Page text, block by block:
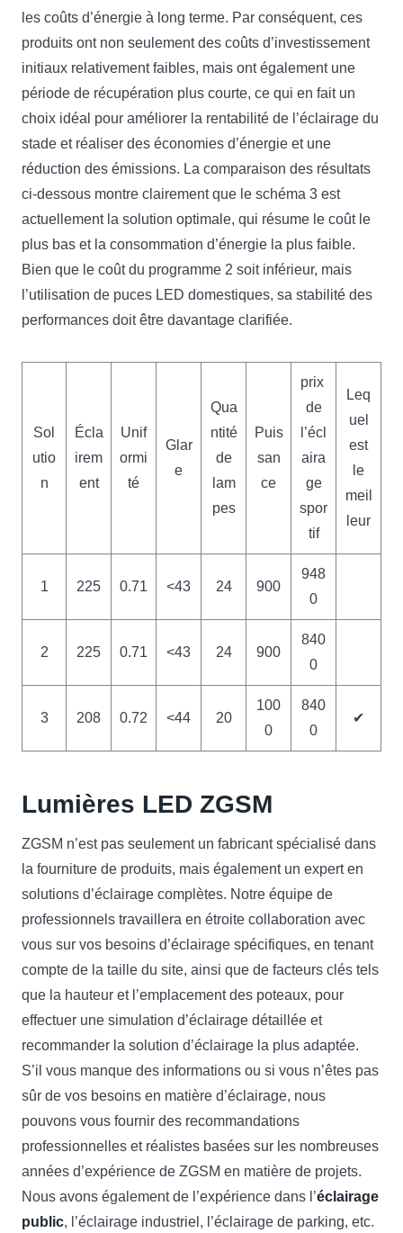
les coûts d’énergie à long terme. Par conséquent, ces
produits ont non seulement des coûts d’investissement
initiaux relativement faibles, mais ont également une
période de récupération plus courte, ce qui en fait un
choix idéal pour améliorer la rentabilité de l’éclairage du
stade et réaliser des économies d’énergie et une
réduction des émissions. La comparaison des résultats
ci-dessous montre clairement que le schéma 3 est
actuellement la solution optimale, qui résume le coût le
plus bas et la consommation d’énergie la plus faible.
Bien que le coût du programme 2 soit inférieur, mais
l’utilisation de puces LED domestiques, sa stabilité des
performances doit être davantage clarifiée.
Sol
utio
n
Écla
irem
ent
Unif
ormi
té
Glar
e
Qua
ntité
de
lam
pes
Puis
san
ce
prix ​​​​
de
l’écl
aira
ge
spor
tif
Leq
uel
est
le
meil
leur
1 225 0.71 <43 24 900
948
0
2 225 0.71 <43 24 900
840
0
3 208 0.72 <44 20
100
0
840
0
✔
Lumières LED ZGSM
ZGSM n’est pas seulement un fabricant spécialisé dans
la fourniture de produits, mais également un expert en
solutions d’éclairage complètes. Notre équipe de
professionnels travaillera en étroite collaboration avec
vous sur vos besoins d’éclairage spécifiques, en tenant
compte de la taille du site, ainsi que de facteurs clés tels
que la hauteur et l’emplacement des poteaux, pour
effectuer une simulation d’éclairage détaillée et
recommander la solution d’éclairage la plus adaptée.
S’il vous manque des informations ou si vous n’êtes pas
sûr de vos besoins en matière d’éclairage, nous
pouvons vous fournir des recommandations
professionnelles et réalistes basées sur les nombreuses
années d’expérience de ZGSM en matière de projets.
Nous avons également de l’expérience dans l’éclairage
public, l’éclairage industriel, l’éclairage de parking, etc.